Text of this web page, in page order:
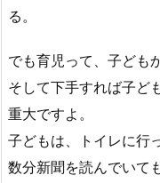
る。
でも育児って、子ども
そして下手すれば子ど
重大ですよ。
子どもは、トイレに行
数分新聞を読んでいて